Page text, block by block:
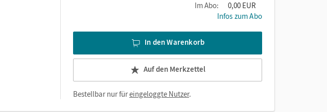
Im Abo:
0,00 EUR
Infos zum Abo
In den Warenkorb
Auf den Merkzettel
Bestellbar nur füreingeloggte Nutzer.